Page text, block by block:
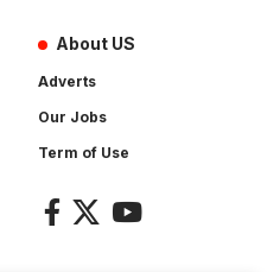
About US
Adverts
Our Jobs
Term of Use